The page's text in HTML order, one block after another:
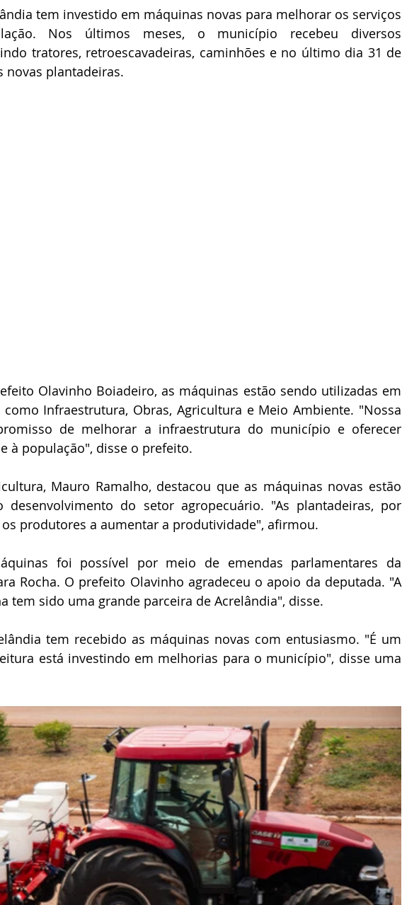
tem investido em máquinas novas para melhorar os serviços
Nos últimos meses, o município recebeu diversos
tratores, retroescavadeiras, caminhões e no último dia 31 de
novas plantadeiras.
Olavinho Boiadeiro, as máquinas estão sendo utilizadas em
como Infraestrutura, Obras, Agricultura e Meio Ambiente. "Nossa
de melhorar a infraestrutura do município e oferecer
à população", disse o prefeito.
Mauro Ramalho, destacou que as máquinas novas estão
desenvolvimento do setor agropecuário. "As plantadeiras, por
produtores a aumentar a produtividade", afirmou.
foi possível por meio de emendas parlamentares da
Rocha. O prefeito Olavinho agradeceu o apoio da deputada. "A
tem sido uma grande parceira de Acrelândia", disse.
tem recebido as máquinas novas com entusiasmo. "É um
está investindo em melhorias para o município", disse uma